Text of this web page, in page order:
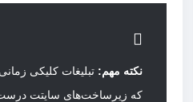
نکته مهم: تبلیغات کلیکی
که زیرساخت‌های سایتت